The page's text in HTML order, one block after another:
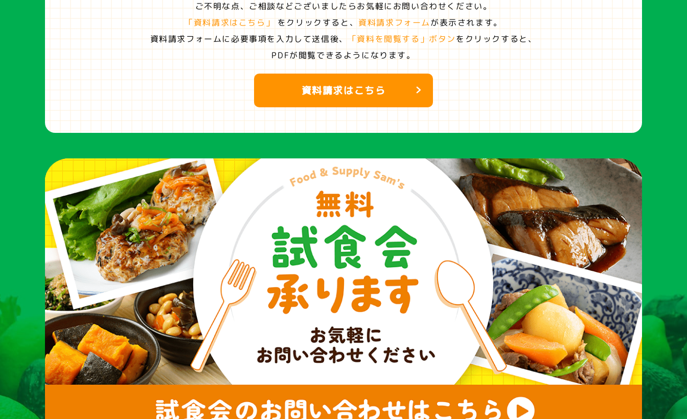
ご不明な点、ご相談などございましたらお気軽にお問い合わせください。
「資料請求はこちら」
をクリックすると、 資料請求フォームが表示されます。
資料請求フォームに必要事項を入力して送信後、
「資料を閲覧する」ボタンをクリックすると、
PDFが閲覧できるようになります。
資料請求はこちら